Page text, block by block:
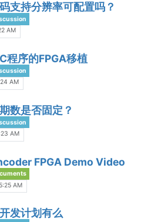
支持分辨率可配置吗？
AM
程序的FPGA移植
AM
数是否固定？
AM
FPGA Demo Video
AM
发计划有么